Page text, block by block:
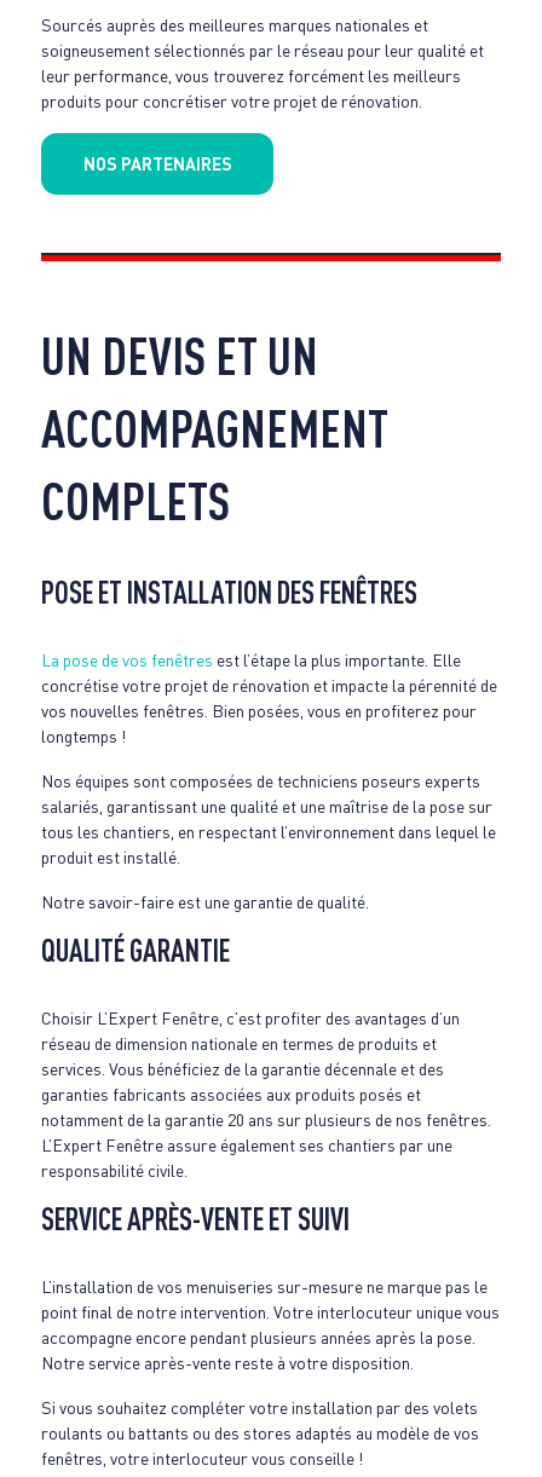
Sourcés auprès des meilleures marques nationales et
soigneusement sélectionnés par le réseau pour leur qualité et
leur performance, vous trouverez forcément les meilleurs
produits pour concrétiser votre projet de rénovation.
NOS PARTENAIRES
UN DEVIS ET UN
ACCOMPAGNEMENT
COMPLETS
POSE ET INSTALLATION DES FENÊTRES
La pose de vos fenêtres est l’étape la plus importante. Elle
concrétise votre projet de rénovation et impacte la pérennité de
vos nouvelles fenêtres. Bien posées, vous en profiterez pour
longtemps !
Nos équipes sont composées de techniciens poseurs experts
salariés, garantissant une qualité et une maîtrise de la pose sur
tous les chantiers, en respectant l’environnement dans lequel le
produit est installé.
Notre savoir-faire est une garantie de qualité.
QUALITÉ GARANTIE
Choisir L’Expert Fenêtre, c’est profiter des avantages d’un
réseau de dimension nationale en termes de produits et
services. Vous bénéficiez de la garantie décennale et des
garanties fabricants associées aux produits posés et
notamment de la garantie 20 ans sur plusieurs de nos fenêtres.
L’Expert Fenêtre assure également ses chantiers par une
responsabilité civile.
SERVICE APRÈS-VENTE ET SUIVI
L’installation de vos menuiseries sur-mesure ne marque pas le
point final de notre intervention. Votre interlocuteur unique vous
accompagne encore pendant plusieurs années après la pose.
Notre service après-vente reste à votre disposition.
Si vous souhaitez compléter votre installation par des volets
roulants ou battants ou des stores adaptés au modèle de vos
fenêtres, votre interlocuteur vous conseille !